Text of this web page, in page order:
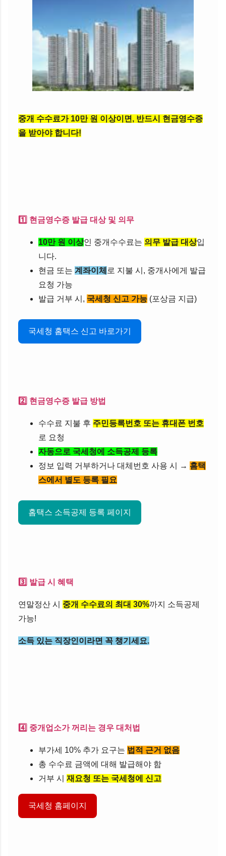
중개 수수료가 10만 원 이상이면, 반드시 현금영수증
을 받아야 합니다!
1️⃣ 현금영수증 발급 대상 및 의무
10만 원 이상인 중개수수료는 의무 발급 대상입
니다.
현금 또는 계좌이체 로 지불 시, 중개사에게 발급
요청 가능
발급 거부 시, 국세청 신고 가능 (포상금 지급)
국세청 홈택스 신고 바로가기
2️⃣ 현금영수증 발급 방법
수수료 지불 후 주민등록번호 또는 휴대폰 번호
로 요청
자동으로 국세청에 소득공제 등록
정보 입력 거부하거나 대체번호 사용 시 → 홈택
스에서 별도 등록 필요
홈택스 소득공제 등록 페이지
3️⃣ 발급 시 혜택
연말정산 시 중개 수수료의 최대 30%까지 소득공제
가능!
소득 있는 직장인이라면 꼭 챙기세요.
4️⃣ 중개업소가 꺼리는 경우 대처법
부가세 10% 추가 요구는 법적 근거 없음
총 수수료 금액에 대해 발급해야 함
거부 시 재요청 또는 국세청에 신고
국세청 홈페이지